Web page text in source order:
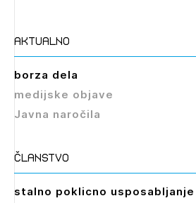
aktualno
borza dela
medijske objave
Javna naročila
članstvo
stalno poklicno usposabljanje